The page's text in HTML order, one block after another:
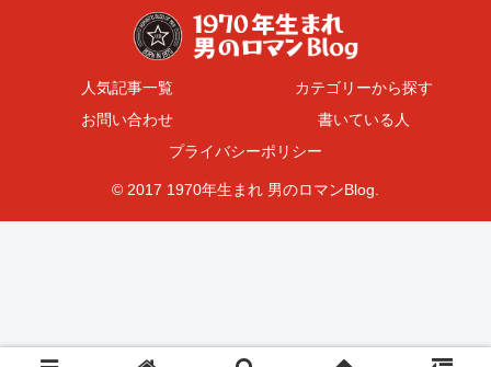
人気記事一覧
カテゴリーから探す
お問い合わせ
書いている人
プライバシーポリシー
© 2017 1970年生まれ 男のロマンBlog.